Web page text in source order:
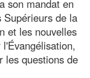
son mandat en
Supérieurs de la
et les nouvelles
les questions de